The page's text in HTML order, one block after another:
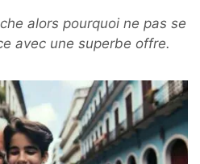
alors pourquoi ne pas se
avec une superbe offre.